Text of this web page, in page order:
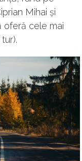
Mihai și
oferă cele mai